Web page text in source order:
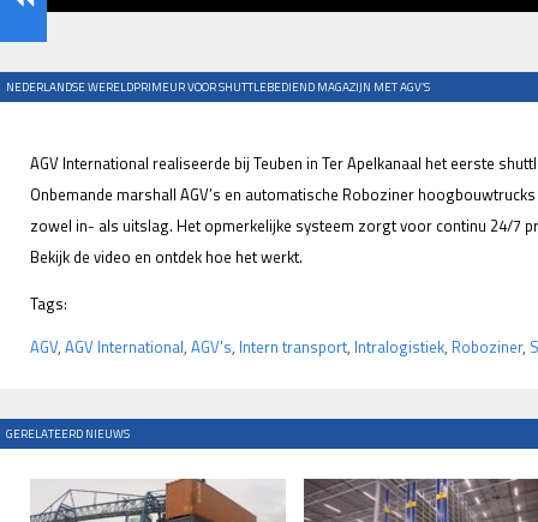
NEDERLANDSE WERELDPRIMEUR VOOR SHUTTLEBEDIEND MAGAZIJN MET AGV’S
AGV International realiseerde bij Teuben in Ter Apelkanaal het eerste
Onbemande marshall AGV’s en automatische Roboziner
zowel in- als uitslag. Het opmerkelijke systeem zorgt voor continu 24/7
Bekijk de video en ontdek hoe het werkt.
Tags:
AGV, AGV International, AGV's, Intern transport, Intralogistiek, Roboziner,
GERELATEERD NIEUWS